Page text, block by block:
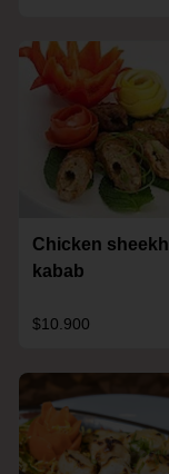
Chicken sheekh
kabab
$10.900